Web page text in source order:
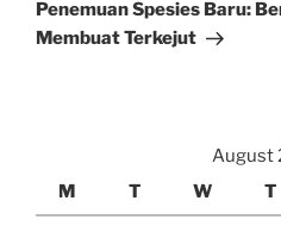
Penemuan Spesies Baru:
Membuat Terkejut
August
M
T W T